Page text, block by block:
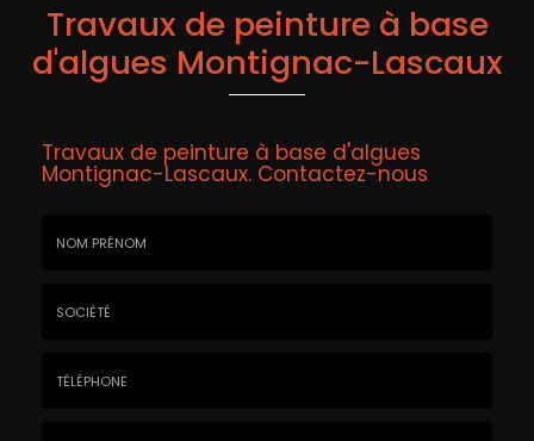
Travaux de peinture à base
d'algues Montignac-Lascaux
Travaux de peinture à base d'algues
Montignac-Lascaux. Contactez-nous